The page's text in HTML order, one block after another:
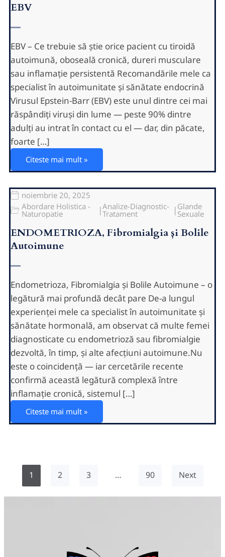
EBV
EBV – Ce trebuie să știe orice pacient cu tiroidă
autoimună, oboseală cronică, dureri musculare
sau inflamație persistentă Recomandările mele ca
specialist în autoimunitate și sănătate endocrină
Virusul Epstein-Barr (EBV) este unul dintre cei mai
răspândiți viruși din lume — peste 90% dintre
adulți au intrat în contact cu el — dar, din păcate,
foarte […]
Citeste mai mult »
noiembrie 20, 2025
Abordare Holistica -
Naturopatie |Analize-Diagnostic-
Tratament | Glande
Sexuale
ENDOMETRIOZA, Fibromialgia și Bolile
Autoimune
Endometrioza, Fibromialgia și Bolile Autoimune – o
legătură mai profundă decât pare De-a lungul
experienței mele ca specialist în autoimunitate și
sănătate hormonală, am observat că multe femei
diagnosticate cu endometrioză sau fibromialgie
dezvoltă, în timp, și alte afecțiuni autoimune.Nu
este o coincidență — iar cercetările recente
confirmă această legătură complexă între
inflamație cronică, sistemul […]
Citeste mai mult »
1 2 3 … 90 Next